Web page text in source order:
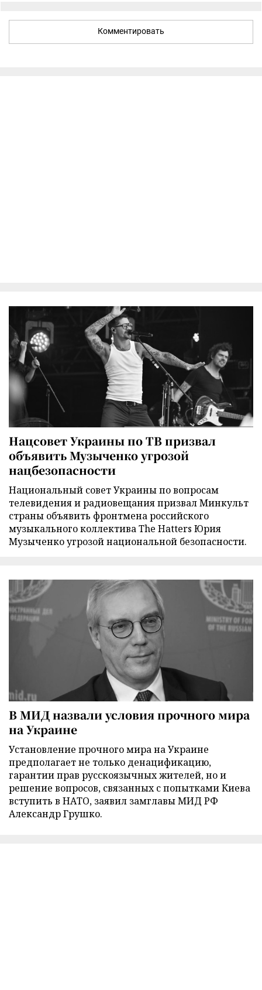
Комментировать
Нацсовет Украины по ТВ призвал
объявить Музыченко угрозой
нацбезопасности
Национальный совет Украины по вопросам
телевидения и радиовещания призвал Минкульт
страны объявить фронтмена российского
музыкального коллектива The Hatters Юрия
Музыченко угрозой национальной безопасности.
В МИД назвали условия прочного мира
на Украине
Установление прочного мира на Украине
предполагает не только денацификацию,
гарантии прав русскоязычных жителей, но и
решение вопросов, связанных с попытками Киева
вступить в НАТО, заявил замглавы МИД РФ
Александр Грушко.